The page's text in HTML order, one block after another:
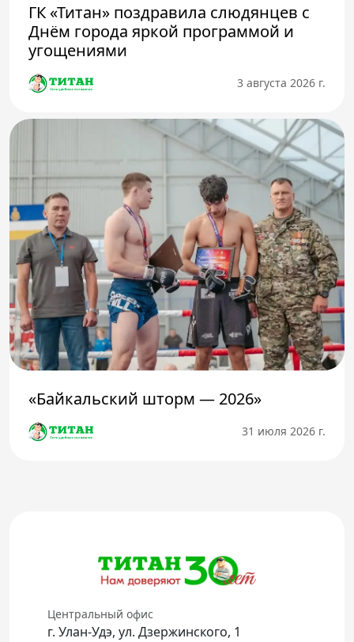
ГК «Титан» поздравила слюдянцев с
Днём города яркой программой и
угощениями
3 августа 2026 г.
«Байкальский шторм — 2026»
31 июля 2026 г.
Центральный офис
г. Улан-Удэ, ул. Дзержинского, 1